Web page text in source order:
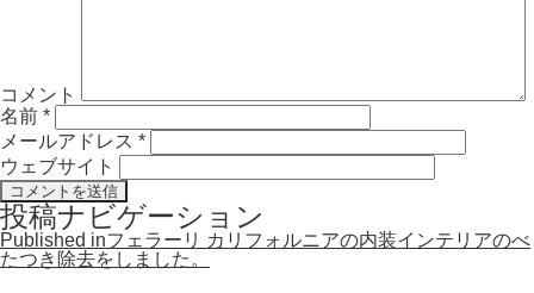
コメント
名前 *
メールアドレス *
ウェブサイト
投稿ナビゲーション
Published inフェラーリ カリフォルニアの内装インテリアのべ
たつき除去をしました。